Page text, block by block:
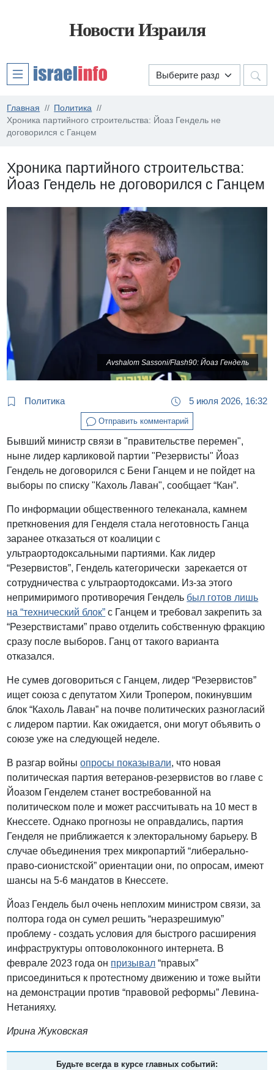
Новости Израиля
Главная
Политика
Хроника партийного строительства: Йоаз Гендель не
договорился с Ганцем
Хроника партийного строительства:
Йоаз Гендель не договорился с Ганцем
Avshalom Sassoni/Flash90: Йоаз Гендель
Политика 5 июля 2026, 16:32
Отправить комментарий
Бывший министр связи в "правительстве перемен",
ныне лидер карликовой партии "Резервисты" Йоаз
Гендель не договорился с Бени Ганцем и не пойдет на
выборы по списку "Кахоль Лаван", сообщает “Кан”.
По информации общественного телеканала, камнем
преткновения для Генделя стала неготовность Ганца
заранее отказаться от коалиции с
ультраортодоксальными партиями. Как лидер
“Резервистов”, Гендель категорически зарекается от
сотрудничества с ультраортодоксами. Из-за этого
непримиримого противоречия Гендель был готов лишь
на “технический блок” с Ганцем и требовал закрепить за
“Резерствистами” право отделить собственную фракцию
сразу после выборов. Ганц от такого варианта
отказался.
Не сумев договориться с Ганцем, лидер “Резервистов”
ищет союза с депутатом Хили Тропером, покинувшим
блок “Кахоль Лаван” на почве политических разногласий
с лидером партии. Как ожидается, они могут объявить о
союзе уже на следующей неделе.
В разгар войныопросы показывали, что новая
политическая партия ветеранов-резервистов во главе с
Йоазом Генделем станет востребованной на
политическом поле и может рассчитывать на 10 мест в
Кнессете. Однако прогнозы не оправдались, партия
Генделя не приближается к электоральному барьеру. В
случае объединения трех микропартий “либерально-
право-сионистской” ориентации они, по опросам, имеют
шансы на 5-6 мандатов в Кнессете.
Йоаз Гендель был очень неплохим министром связи, за
полтора года он сумел решить “неразрешимую”
проблему - создать условия для быстрого расширения
инфраструктуры оптоволоконного интернета. В
феврале 2023 года он призывал “правых”
присоединиться к протестному движению и тоже выйти
на демонстрации против “правовой реформы” Левина-
Нетанияху.
Ирина Жуковская
Будьте всегда в курсе главных событий: